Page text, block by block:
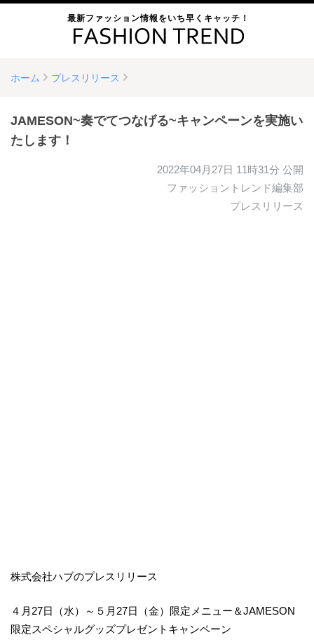
最新ファッション情報をいち早くキャッチ！
ホーム プレスリリース
JAMESON~奏でてつなげる~キャンペーンを実施い
たします！
2022年04月27日 11時31分 公開
ファッショントレンド編集部
プレスリリース
株式会社ハブのプレスリリース
４月27日（水）～５月27日（金）限定メニュー＆JAMESON
限定スペシャルグッズプレゼントキャンペーン